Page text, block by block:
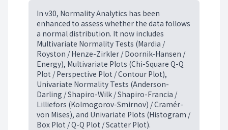
In v30, Normality Analytics has been
enhanced to assess whether the data follows
a normal distribution. It now includes
Multivariate Normality Tests (Mardia /
Royston / Henze-Zirkler / Doornik-Hansen /
Energy), Multivariate Plots (Chi-Square Q-Q
Plot / Perspective Plot / Contour Plot),
Univariate Normality Tests (Anderson-
Darling / Shapiro-Wilk / Shapiro-Francia /
Lilliefors (Kolmogorov-Smirnov) / Cramér-
von Mises), and Univariate Plots (Histogram /
Box Plot / Q-Q Plot / Scatter Plot).